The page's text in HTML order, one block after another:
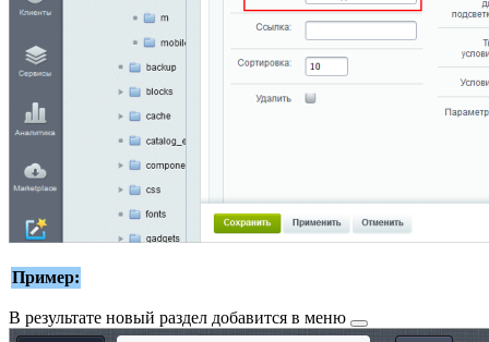
Пример:
В результате новый раздел добавится в меню